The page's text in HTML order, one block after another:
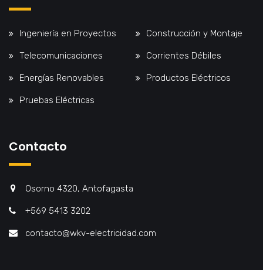
Ingeniería en Proyectos Construcción y Montaje
Telecomunicaciones Corrientes Débiles
Energías Renovables Productos Eléctricos
Pruebas Eléctricas
Contacto
Osorno 4320, Antofagasta
+569 5413 3202
contacto@wkv-electricidad.com